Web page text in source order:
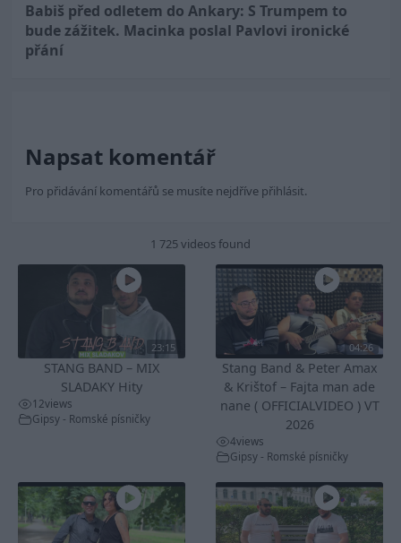
Babiš před odletem do Ankary: S Trumpem to
bude zážitek. Macinka poslal Pavlovi ironické
přání
Napsat komentář
Pro přidávání komentářů se musíte nejdříve přihlásit.
1 725 videos found
23:15
STANG BAND – MIX
SLADAKY Hity
12views
Gipsy - Romské písničky
04:26
Stang Band & Peter Amax
& Krištof – Fajta man ade
nane ( OFFICIALVIDEO ) VT
2026
4views
Gipsy - Romské písničky